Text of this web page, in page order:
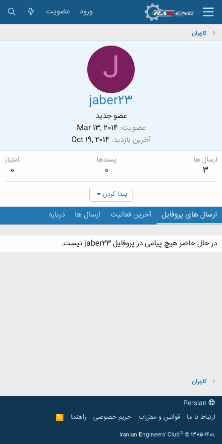
ورود عضویت
کاربران
J
jaber23
عضو جدید
عضویت Mar 13, 2014
آخرین بازدید Oct 19, 2014
ارسال ها
3
پسندها
0
امتیاز
0
پیدا کردن
ارسال های پروفایل آخرین فعالیت ارسال ها درباره
در حال حاضر هیچ پیامی در پروفایل jaber23 نیست.
کاربران
ارتباط با ما
قوانین و مقرّرات حریم خصوصی راهنما
R
S
Iranian Engineers' Club® © 1385-1401.